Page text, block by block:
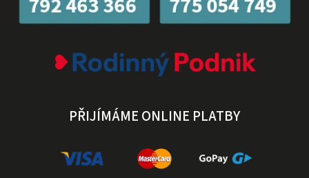
PŘIJÍMÁME ONLINE PLATBY